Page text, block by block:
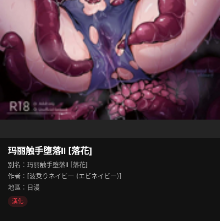
玛丽触手堕落II [落花]
別名：玛丽触手堕落II [落花]
作者：[波乗りネイビー (エビネイビー)]
地區：日漫
漢化